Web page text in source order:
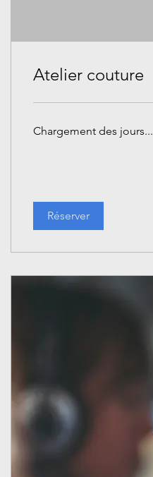
Atelier couture
Chargement des jours...
Réserver